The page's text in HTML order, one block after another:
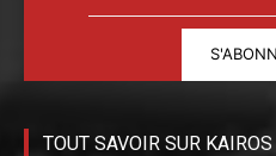
TOUT SAVOIR SUR KAIROS